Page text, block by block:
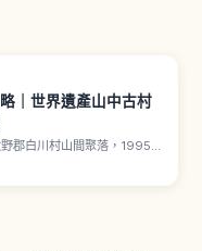
｜世界遺產山中古村
郡白川村山間聚落，1995年
合掌造聚落」之名登錄